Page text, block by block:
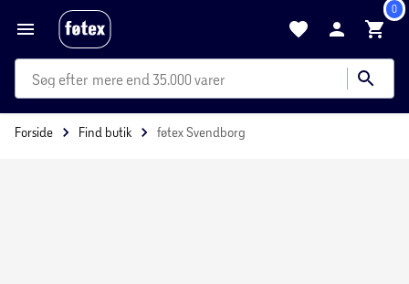
0
mere end 35.000 varer
Forside Find butik føtex Svendborg